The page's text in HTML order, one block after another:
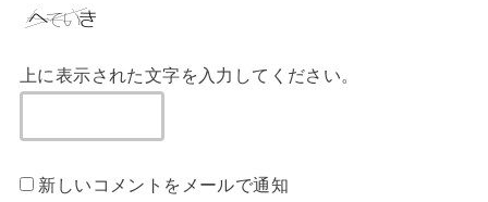
上に表示された文字を入力してください。
新しいコメントをメールで通知